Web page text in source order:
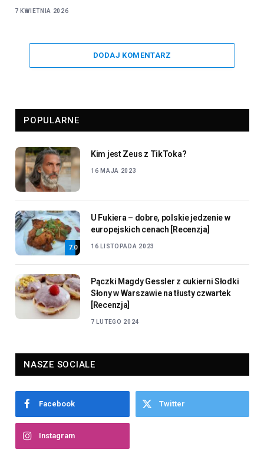
7 KWIETNIA 2026
DODAJ KOMENTARZ
POPULARNE
Kim jest Zeus z TikToka?
16 MAJA 2023
7.0
U Fukiera – dobre, polskie jedzenie w
europejskich cenach [Recenzja]
16 LISTOPADA 2023
Pączki Magdy Gessler z cukierni Słodki
Słony w Warszawie na tłusty czwartek
[Recenzja]
7 LUTEGO 2024
NASZE SOCIALE
Facebook Twitter
Instagram